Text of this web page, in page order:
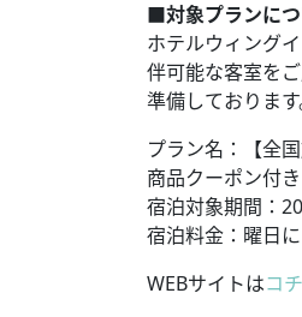
■対象プランに
ホテルウィング
伴可能な客室を
準備しておりま
プラン名：【全
商品クーポン付
宿泊対象期間：
宿泊料金：曜日
WEBサイトはコ